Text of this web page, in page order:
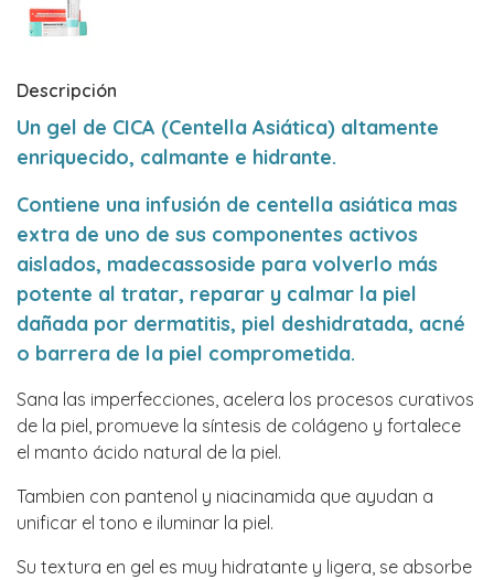
Descripción
Un gel de CICA (Centella Asiática) altamente
enriquecido, calmante e hidrante.
Contiene una infusión de centella asiática mas
extra de uno de sus componentes activos
aislados, madecassoside para volverlo más
potente al tratar, reparar y calmar la piel
dañada por dermatitis, piel deshidratada, acné
o barrera de la piel comprometida.
Sana las imperfecciones, acelera los procesos curativos
de la piel, promueve la síntesis de colágeno y fortalece
el manto ácido natural de la piel.
Tambien con pantenol y niacinamida que ayudan a
unificar el tono e iluminar la piel.
Su textura en gel es muy hidratante y ligera, se absorbe